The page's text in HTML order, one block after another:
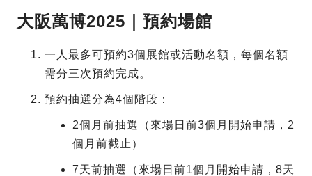
大阪萬博2025｜預約場館
一人最多可預約3個展館或活動名額，每個名額
需分三次預約完成。
預約抽選分為4個階段：
2個月前抽選（來場日前3個月開始申請，2
個月前截止）
7天前抽選（來場日前1個月開始申請，8天